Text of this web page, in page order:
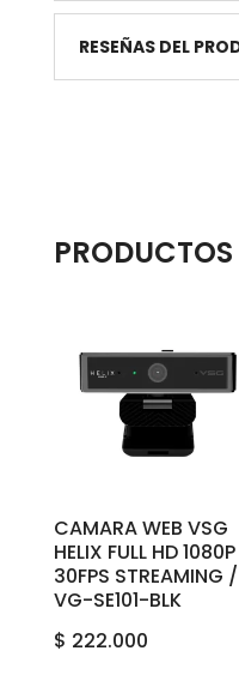
RESEÑAS DEL
CAMARA WEB VSG
HELIX FULL HD 1080P
30FPS STREAMING /
VG-SE101-BLK
$ 222.000